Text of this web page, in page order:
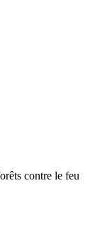
contre le feu